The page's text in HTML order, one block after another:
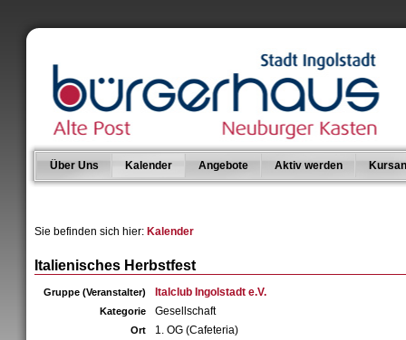
Über Uns Kalender Angebote Aktiv werden
Sie befinden sich hier: Kalender
Italienisches Herbstfest
Gruppe (Veranstalter) Italclub Ingolstadt e.V.
Kategorie Gesellschaft
Ort 1. OG (Cafeteria)